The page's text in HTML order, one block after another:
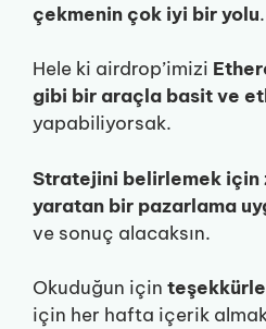
çekmenin çok iyi bir yolu.
Hele ki airdrop’imizi
gibi bir araçla basit ve
yapabiliyorsak.
Stratejini belirlemek için
yaratan bir pazarlama
ve sonuç alacaksın.
Okuduğun için
için her hafta içerik